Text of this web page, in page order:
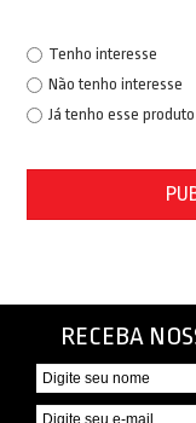
Tenho interesse
Não tenho interesse
Já tenho esse produto
RECEBA